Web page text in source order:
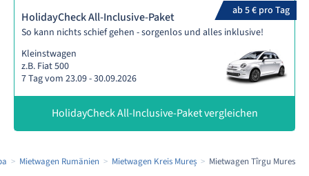
ab 5 € pro Tag
HolidayCheck All-Inclusive-Paket
So kann nichts schief gehen - sorgenlos und alles inklusive!
Kleinstwagen
z.B. Fiat 500
7 Tag vom 23.09 - 30.09.2026
HolidayCheck All-Inclusive-Paket vergleichen
Mietwagen Rumänien Mietwagen Kreis Mureș Mietwagen Tîrgu Mures